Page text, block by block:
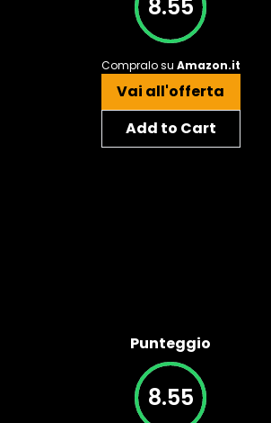
8.55
Compralo su Amazon.it
Vai all'offerta
Add to Cart
Punteggio
8.55